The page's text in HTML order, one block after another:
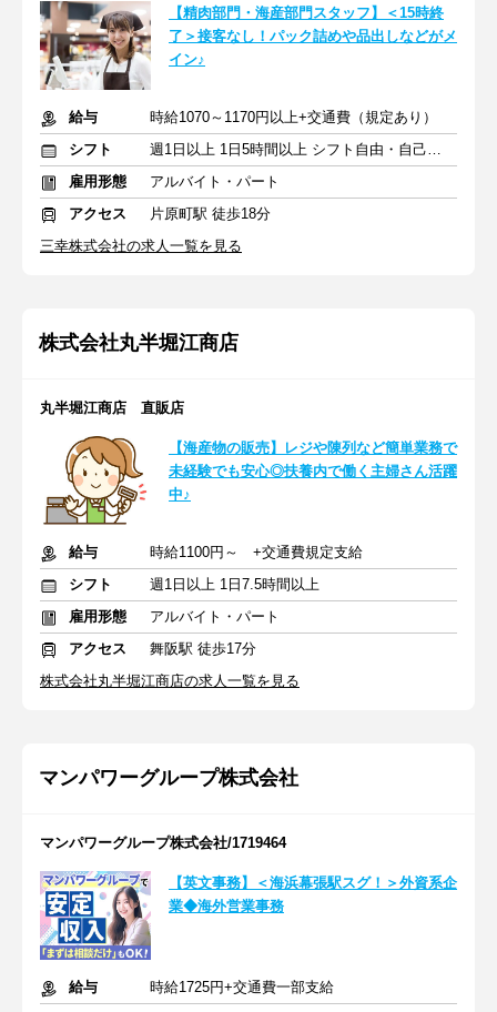
【精肉部門・海産部門スタッフ】＜15時終
了＞接客なし！パック詰めや品出しなどがメ
イン♪
給与
時給1070～1170円以上+交通費（規定あり）
シフト
週1日以上 1日5時間以上 シフト自由・自己申告
雇用形態
アルバイト・パート
アクセス
片原町駅 徒歩18分
三幸株式会社の求人一覧を見る
株式会社丸半堀江商店
丸半堀江商店 直販店
【海産物の販売】レジや陳列など簡単業務で
未経験でも安心◎扶養内で働く主婦さん活躍
中♪
給与
時給1100円～ +交通費規定支給
シフト
週1日以上 1日7.5時間以上
雇用形態
アルバイト・パート
アクセス
舞阪駅 徒歩17分
株式会社丸半堀江商店の求人一覧を見る
マンパワーグループ株式会社
マンパワーグループ株式会社/1719464
【英文事務】＜海浜幕張駅スグ！＞外資系企
業◆海外営業事務
給与
時給1725円+交通費一部支給